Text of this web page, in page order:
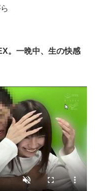
。一晩中、生の快感